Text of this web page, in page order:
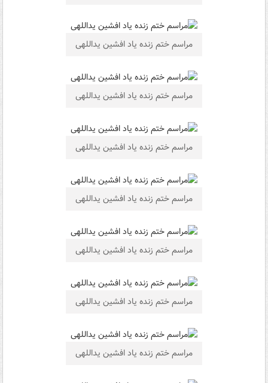
مراسم ختم زنده ياد افشین یداللهی
مراسم ختم زنده ياد افشین یداللهی
مراسم ختم زنده ياد افشین یداللهی
مراسم ختم زنده ياد افشین یداللهی
مراسم ختم زنده ياد افشین یداللهی
مراسم ختم زنده ياد افشین یداللهی
مراسم ختم زنده ياد افشین یداللهی